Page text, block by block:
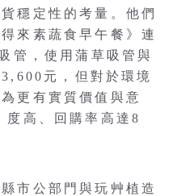
穩定性的考量。他們
來素蔬食早午餐》連
管，使用蒲草吸管與
元，但對於環境
更有實質價值與意
度高、回購率高達8
市公部門與玩艸植造